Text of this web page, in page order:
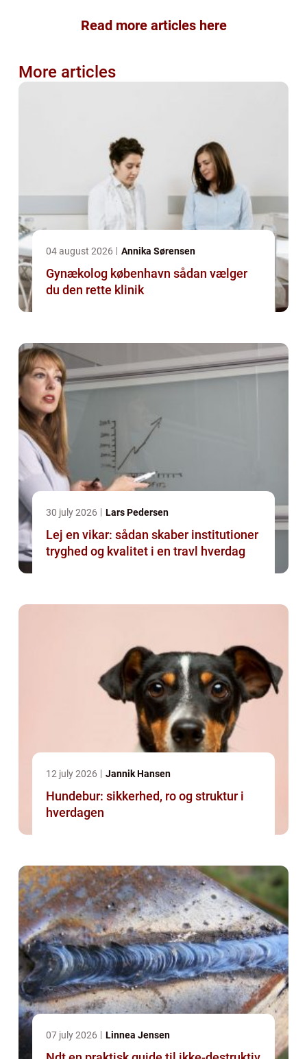
Read more articles here
More articles
04 august 2026 Annika Sørensen
Gynækolog københavn sådan vælger
du den rette klinik
30 july 2026 Lars Pedersen
Lej en vikar: sådan skaber institutioner
tryghed og kvalitet i en travl hverdag
12 july 2026 Jannik Hansen
Hundebur: sikkerhed, ro og struktur i
hverdagen
07 july 2026 Linnea Jensen